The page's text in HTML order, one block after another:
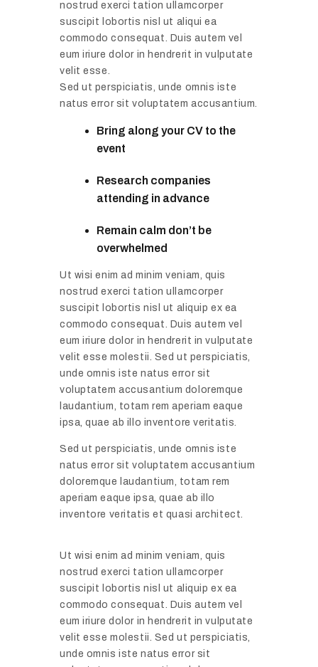
nostrud exerci tation ullamcorper
suscipit lobortis nisl ut aliqui ea
commodo consequat. Duis autem vel
eum iriure dolor in hendrerit in vulputate
velit esse.
Sed ut perspiciatis, unde omnis iste
natus error sit voluptatem accusantium.
Bring along your CV to the
event
Research companies
attending in advance
Remain calm don’t be
overwhelmed
Ut wisi enim ad minim veniam, quis
nostrud exerci tation ullamcorper
suscipit lobortis nisl ut aliquip ex ea
commodo consequat. Duis autem vel
eum iriure dolor in hendrerit in vulputate
velit esse molestii. Sed ut perspiciatis,
unde omnis iste natus error sit
voluptatem accusantium doloremque
laudantium, totam rem aperiam eaque
ipsa, quae ab illo inventore veritatis.
Sed ut perspiciatis, unde omnis iste
natus error sit voluptatem accusantium
doloremque laudantium, totam rem
aperiam eaque ipsa, quae ab illo
inventore veritatis et quasi architect.
Ut wisi enim ad minim veniam, quis
nostrud exerci tation ullamcorper
suscipit lobortis nisl ut aliquip ex ea
commodo consequat. Duis autem vel
eum iriure dolor in hendrerit in vulputate
velit esse molestii. Sed ut perspiciatis,
unde omnis iste natus error sit